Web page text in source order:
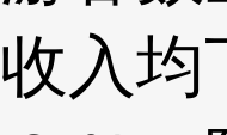
收入均